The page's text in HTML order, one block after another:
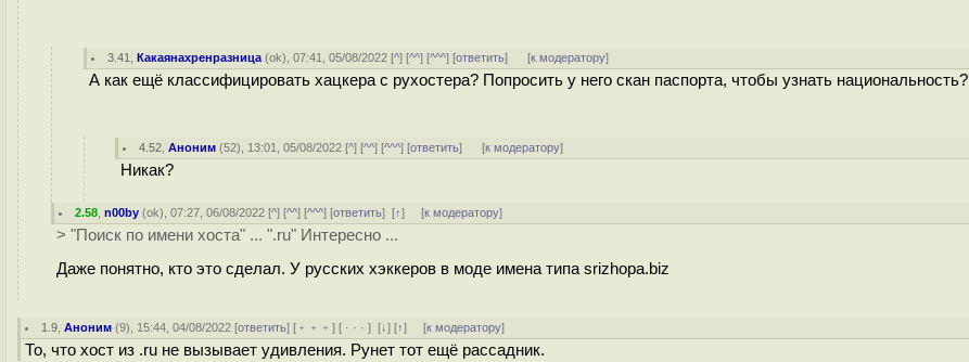
3.41 ,Какаянахренразница (ok), 07:41, 05/08/2022 [^] [^^] [^^^] [ответить] [к модератору]
А как ещё классифицировать хацкера с рухостера? Попросить у него скан паспорта, чтобы узнать национальность?
4.52 ,Аноним (52), 13:01, 05/08/2022 [^] [^^] [^^^] [ответить] [к модератору]
Никак?
2.58 ,n00by (ok), 07:27, 06/08/2022 [^] [^^] [^^^] [ответить][↑] [к модератору]
> "Поиск по имени хоста" ... ".ru" Интересно ...
Даже понятно, кто это сделал. У русских хэккеров в моде имена типа srizhopa.biz
1.9 ,Аноним (9), 15:44, 04/08/2022 [ответить] [ ﹢﹢﹢] [ · · ·][↓] [↑] [к модератору]
То, что хост из .ru не вызывает удивления. Рунет тот ещё рассадник.